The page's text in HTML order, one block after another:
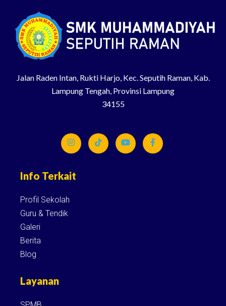
Jalan Raden Intan, Rukti Harjo, Kec. Seputih Raman, Kab.
Lampung Tengah, Provinsi Lampung
34155
Info Terkait
Profil Sekolah
Guru & Tendik
Galeri
Berita
Blog
Layanan